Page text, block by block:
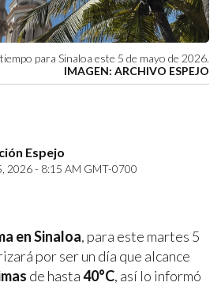
para Sinaloa este 5 de mayo de 2026.
IMAGEN: ARCHIVO ESPEJO
Espejo
2026 - 8:15 AM GMT-0700
en Sinaloa, para este martes 5
por ser un día que alcance
de hasta40°C, así lo informó